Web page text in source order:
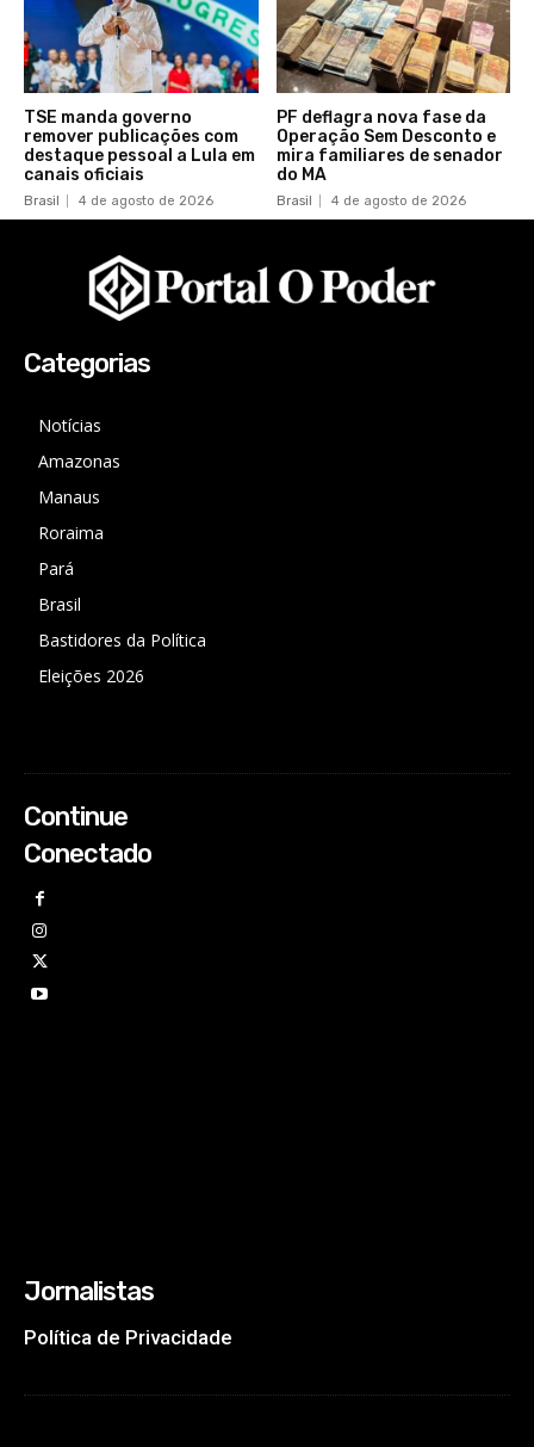
TSE manda governo
remover publicações com
destaque pessoal a Lula em
canais oficiais
Brasil 4 de agosto de 2026
PF deflagra nova fase da
Operação Sem Desconto e
mira familiares de senador
do MA
Brasil 4 de agosto de 2026
Categorias
Notícias
Amazonas
Manaus
Roraima
Pará
Brasil
Bastidores da Política
Eleições 2026
Continue
Conectado
Jornalistas
Política de Privacidade